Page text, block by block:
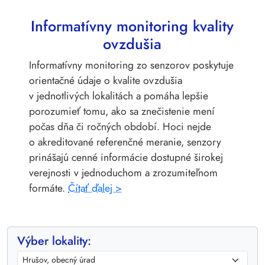
Informatívny monitoring kvality
ovzdušia
Informatívny monitoring zo senzorov poskytuje
orientačné údaje o kvalite ovzdušia
v jednotlivých lokalitách a pomáha lepšie
porozumieť tomu, ako sa znečistenie mení
počas dňa či ročných období. Hoci nejde
o akreditované referenčné meranie, senzory
prinášajú cenné informácie dostupné širokej
verejnosti v jednoduchom a zrozumiteľnom
formáte.Čítať ďalej >
Výber lokality: